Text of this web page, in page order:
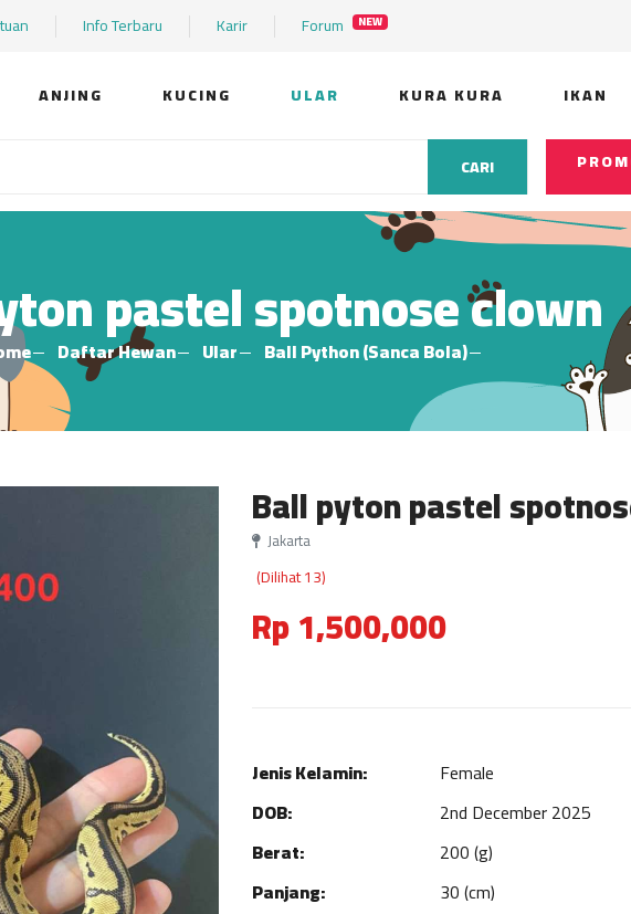
Info Terbaru Karir Forum NEW
ANJING KUCING ULAR KURA KURA IKAN
CARI
pastel spotnose clown
Daftar Hewan Ular Ball Python (Sanca Bola)
Ball pyton pastel
Jakarta
(Dilihat 13)
Rp 1,500,000
Jenis Kelamin:
Female
DOB:
2nd December 2025
Berat:
200 (g)
Panjang:
30 (cm)